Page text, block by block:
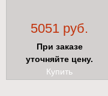
5051 руб.
При заказе
уточняйте цену.
Купить